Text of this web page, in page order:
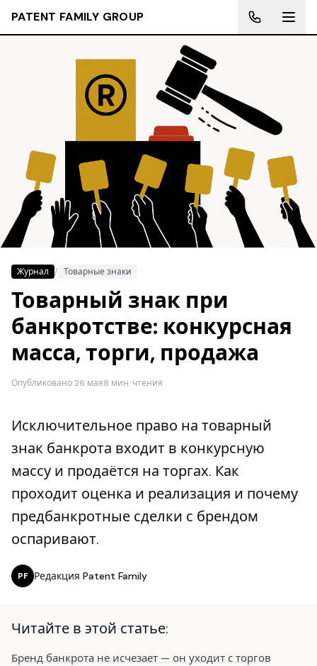
PATENT FAMILY GROUP
Журнал / Товарные знаки
Товарный знак при
банкротстве: конкурсная
масса, торги, продажа
Опубликовано 26 мая8 мин. чтения
Исключительное право на товарный
знак банкрота входит в конкурсную
массу и продаётся на торгах. Как
проходит оценка и реализация и почему
предбанкротные сделки с брендом
оспаривают.
PF Редакция Patent Family
Читайте в этой статье:
Бренд банкрота не исчезает — он уходит с торгов